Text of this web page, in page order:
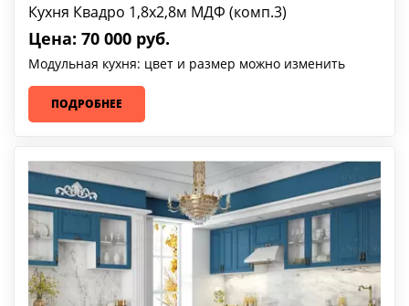
Кухня Квадро 1,8х2,8м МДФ (комп.3)
Цена: 70 000 руб.
Модульная кухня: цвет и размер можно изменить
ПОДРОБНЕЕ